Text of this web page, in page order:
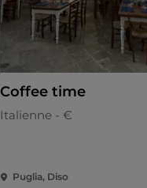
Coffee time
Italienne - €
Puglia, Diso